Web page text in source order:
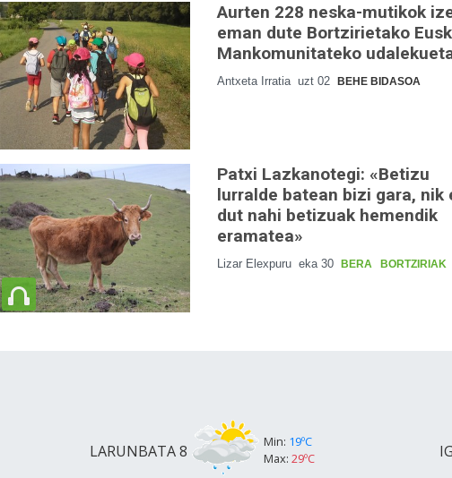
Aurten 228 neska-mutikok
eman dute Bortzirietako
Mankomunitateko
Antxeta Irratia uzt 02 BEHE BIDASOA
Patxi Lazkanotegi: «Betizu
lurralde batean bizi gara, nik
dut nahi betizuak hemendik
eramatea»
Lizar Elexpuru eka 30 BERA BORTZIRIAK
LARUNBATA8 Min: 19ºC
Max: 29ºC